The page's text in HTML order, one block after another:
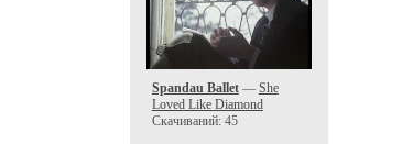
Spandau Ballet— She
Loved Like Diamond
Скачиваний: 45